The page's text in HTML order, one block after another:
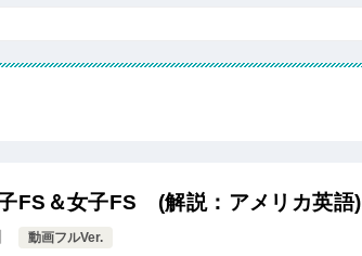
FS＆女子FS (解説：アメリカ英語)
動画フルVer.